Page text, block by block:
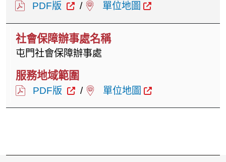
PDF版 / 單位地圖
屯門社會保障辦事處
PDF版 / 單位地圖